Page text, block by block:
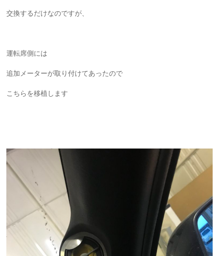
交換するだけなのですが、
運転席側には
追加メーターが取り付けてあったので
こちらを移植します